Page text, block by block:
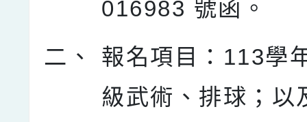
016983 號函。
二、
報名項目：113學
級武術、排球；以